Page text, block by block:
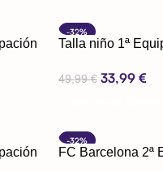
-32%
Talla niño 1ª
49,99€ 33,99 €
-32%
FC Barcelona 2ª